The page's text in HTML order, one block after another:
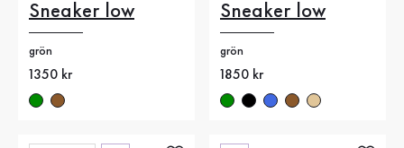
Sneaker low
grön
Nytt pris
1350 kr
Sneaker low
grön
Nytt pris
1850 kr